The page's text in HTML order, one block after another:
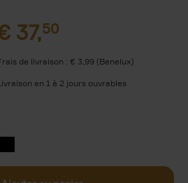
37,50
de livraison : € 3,99 (Benelux)
en 1 à 2 jours ouvrables